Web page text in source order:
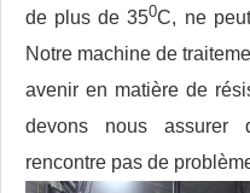
de plus de 350C, ne
Notre machine de
avenir en matière de
devons nous assurer
rencontre pas de